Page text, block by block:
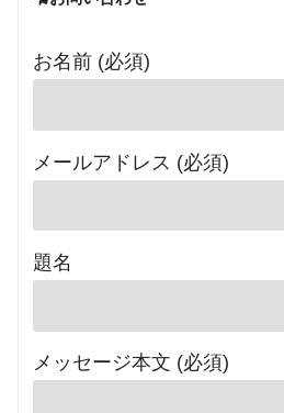
お名前 (必須)
メールアドレス (必須)
題名
メッセージ本文 (必須)